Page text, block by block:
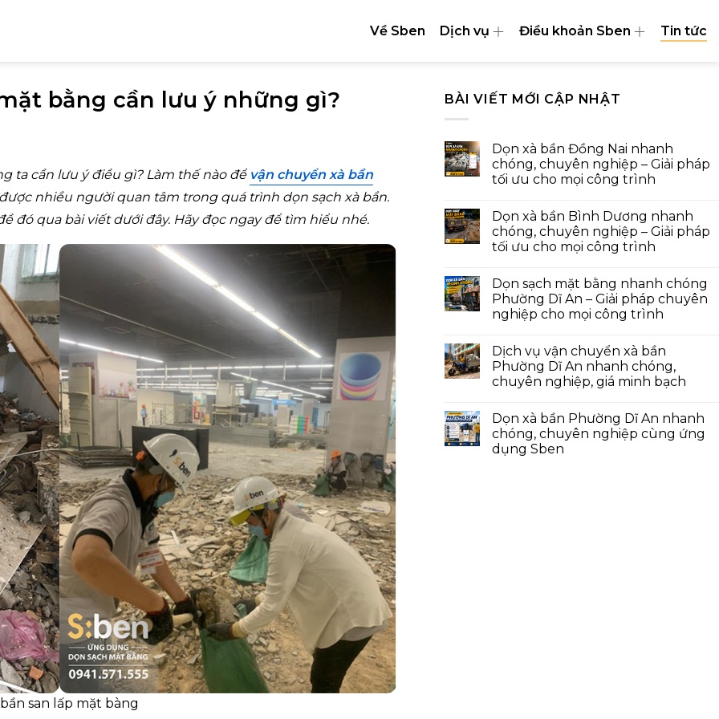
Về Sben Dịch vụ Điều khoản Sben Tin tức
bằng cần lưu ý những gì?
ta cần lưu ý điều gì? Làm thế nào để vận chuyển xà bần
nhiều người quan tâm trong quá trình dọn sạch xà bần.
đó qua bài viết dưới đây. Hãy đọc ngay để tìm hiểu nhé.
san lấp mặt bàng
BÀI VIẾT MỚI CẬP NHẬT
Dọn xà bần Đồng Nai nhanh
chóng, chuyên nghiệp – Giải pháp
tối ưu cho mọi công trình
Dọn xà bần Bình Dương nhanh
chóng, chuyên nghiệp – Giải pháp
tối ưu cho mọi công trình
Dọn sạch mặt bằng nhanh chóng
Phường Dĩ An – Giải pháp chuyên
nghiệp cho mọi công trình
Dịch vụ vận chuyển xà bần
Phường Dĩ An nhanh chóng,
chuyên nghiệp, giá minh bạch
Dọn xà bần Phường Dĩ An nhanh
chóng, chuyên nghiệp cùng ứng
dụng Sben